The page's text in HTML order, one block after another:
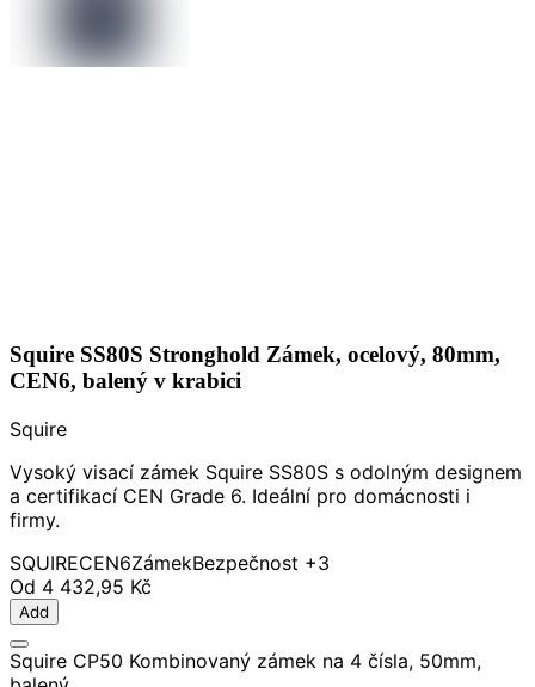
Squire SS80S Stronghold Zámek, ocelový, 80mm,
CEN6, balený v krabici
Squire
Vysoký visací zámek Squire SS80S s odolným designem
a certifikací CEN Grade 6. Ideální pro domácnosti i
firmy.
SQUIRECEN6ZámekBezpečnost +3
Od 4 432,95 Kč
Add
Squire CP50 Kombinovaný zámek na 4 čísla, 50mm,